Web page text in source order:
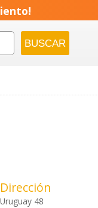
Dirección
Uruguay 48